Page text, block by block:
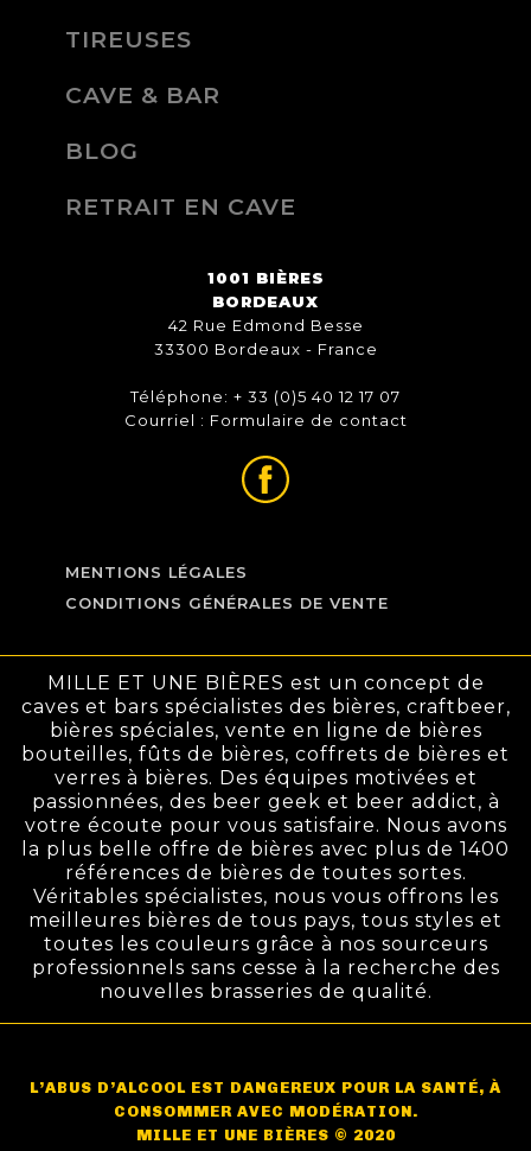
TIREUSES
CAVE & BAR
BLOG
RETRAIT EN CAVE
1001 BIÈRES
BORDEAUX
42 Rue Edmond Besse
33300 Bordeaux - France
Téléphone: + 33 (0)5 40 12 17 07
Courriel : Formulaire de contact
MENTIONS LÉGALES
CONDITIONS GÉNÉRALES DE VENTE
MILLE ET UNE BIÈRES est un concept de
caves et bars spécialistes des bières, craftbeer,
bières spéciales, vente en ligne de bières
bouteilles, fûts de bières, coffrets de bières et
verres à bières. Des équipes motivées et
passionnées, des beer geek et beer addict, à
votre écoute pour vous satisfaire. Nous avons
la plus belle offre de bières avec plus de 1400
références de bières de toutes sortes.
Véritables spécialistes, nous vous offrons les
meilleures bières de tous pays, tous styles et
toutes les couleurs grâce à nos sourceurs
professionnels sans cesse à la recherche des
nouvelles brasseries de qualité.
L’ABUS D’ALCOOL EST DANGEREUX POUR LA SANTÉ, À
CONSOMMER AVEC MODÉRATION.
MILLE ET UNE BIÈRES © 2020